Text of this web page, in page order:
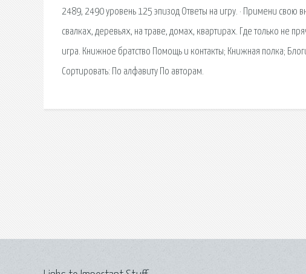
2489, 2490 уровень 125 эпизод Ответы на игру. · Примени свою
свалках, деревьях, на траве, домах, квартирах. Где только не
игра. Книжное братство Помощь и контакты; Книжная полка;
Сортировать: По алфавиту По авторам.